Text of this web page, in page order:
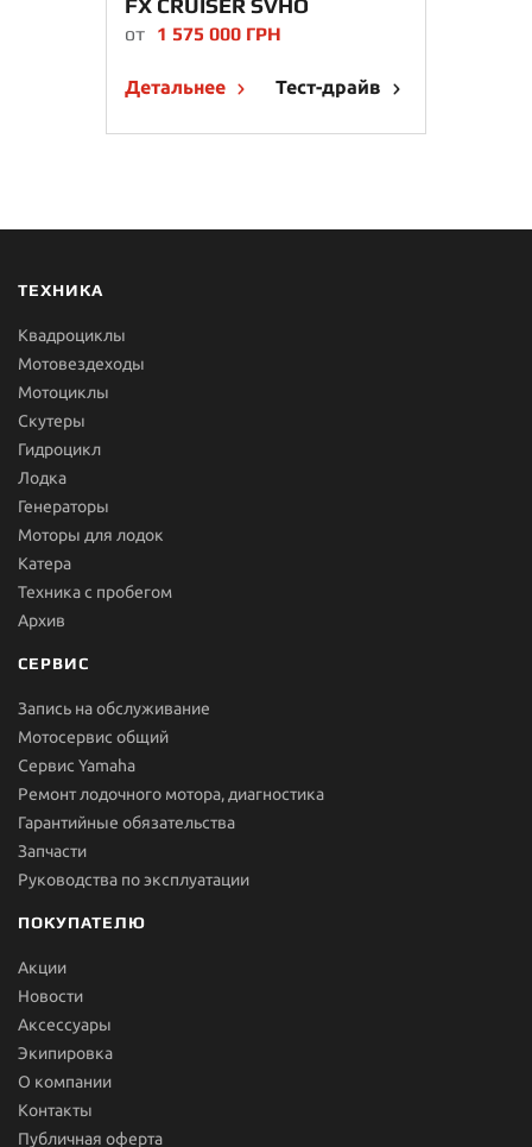
FX CRUISER SVHO
от 1 575 000 ГРН
Детальнее Тест-драйв
ТЕХНИКА
Квадроциклы
Мотовездеходы
Мотоциклы
Скутеры
Гидроцикл
Лодка
Генераторы
Моторы для лодок
Катера
Техника с пробегом
Архив
СЕРВИС
Запись на обслуживание
Мотосервис общий
Сервис Yamaha
Ремонт лодочного мотора, диагностика
Гарантийные обязательства
Запчасти
Руководства по эксплуатации
ПОКУПАТЕЛЮ
Акции
Новости
Aксессуары
Экипировка
О компании
Контакты
Публичная оферта